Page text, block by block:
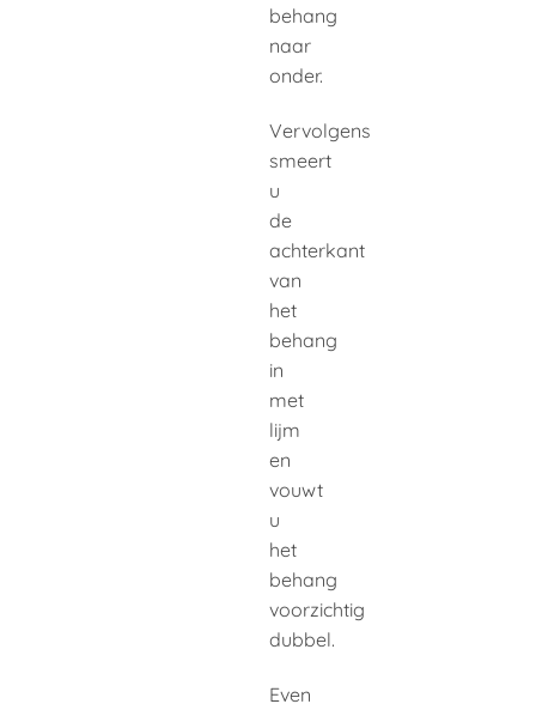
behang
naar
onder.
Vervolgens
smeert
u
de
achterkant
van
het
behang
in
met
lijm
en
vouwt
u
het
behang
voorzichtig
dubbel.
Even